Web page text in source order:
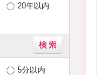
20年以内
5分以内